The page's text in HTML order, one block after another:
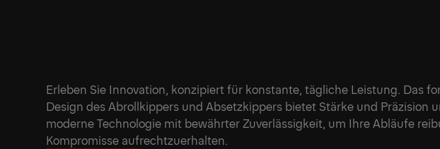
Erleben Sie Innovation, konzipiert für konstante, tägliche Leistung. Das
Design des Abrollkippers und Absetzkippers bietet Stärke und Präzision
moderne Technologie mit bewährter Zuverlässigkeit, um Ihre Abläufe
Kompromisse aufrechtzuerhalten.